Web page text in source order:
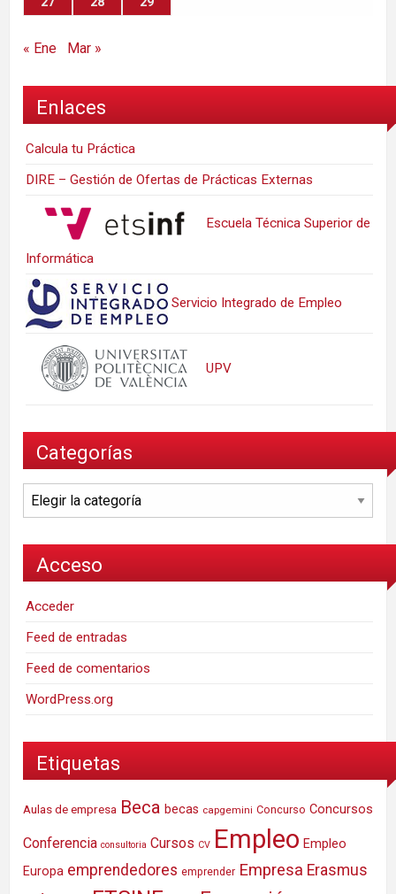
« Ene Mar »
Enlaces
Calcula tu Práctica
DIRE – Gestión de Ofertas de Prácticas Externas
Escuela Técnica Superior de
Informática
Servicio Integrado de Empleo
UPV
Categorías
Categorías
Acceso
Acceder
Feed de entradas
Feed de comentarios
WordPress.org
Etiquetas
Aulas de empresa Beca becas capgemini Concurso Concursos
Conferencia consultoria Cursos CV Empleo Empleo
Europa emprendedores emprender Empresa Erasmus